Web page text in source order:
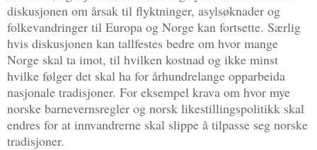
diskusjonen om årsak til flyktninger, asylsøknader og
folkevandringer til Europa og Norge kan fortsette. Særlig
hvis diskusjonen kan tallfestes bedre om hvor mange
Norge skal ta imot, til hvilken kostnad og ikke minst
hvilke følger det skal ha for århundrelange opparbeida
nasjonale tradisjoner. For eksempel krava om hvor mye
norske barnevernsregler og norsk likestillingspolitikk skal
endres for at innvandrerne skal slippe å tilpasse seg norske
tradisjoner.